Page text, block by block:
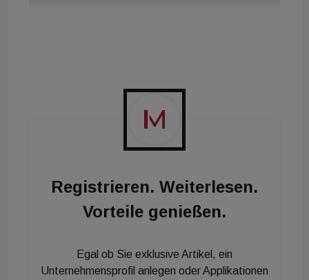
Registrieren. Weiterlesen.
Vorteile genießen.
Egal ob Sie exklusive Artikel, ein
Unternehmensprofil anlegen oder Applikationen